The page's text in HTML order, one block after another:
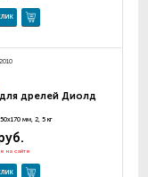
дрелей Диолд
мм, 2, 5 кг
на сайте